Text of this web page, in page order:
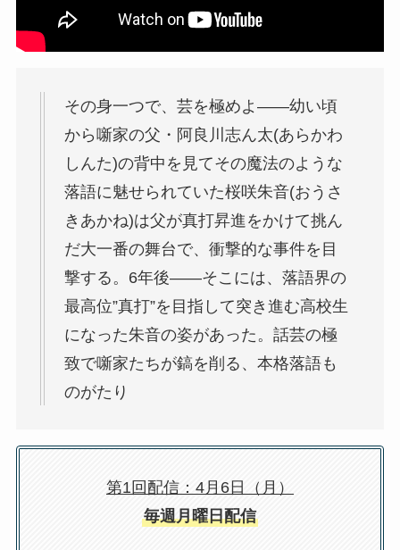
その身一つで、芸を極めよ――幼い頃
から噺家の父・阿良川志ん太(あらかわ
しんた)の背中を見てその魔法のような
落語に魅せられていた桜咲朱音(おうさ
きあかね)は父が真打昇進をかけて挑ん
だ大一番の舞台で、衝撃的な事件を目
撃する。6年後――そこには、落語界の
最高位”真打”を目指して突き進む高校生
になった朱音の姿があった。話芸の極
致で噺家たちが鎬を削る、本格落語も
のがたり
第1回配信：4月6日（月）
毎週月曜日配信